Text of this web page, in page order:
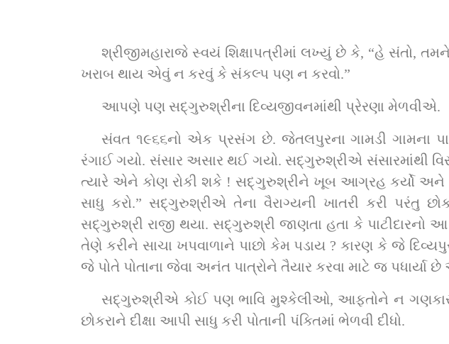
શ્રીજીમહારાજે સ્વયં શિક્ષાપત્રીમાં લખ્યું છે કે, “હે સંતો,
ખરાબ થાય એવું ન કરવું કે સંકલ્પ પણ ન કરવો.”
આપણે પણ સદ્‌ગુરુશ્રીના દિવ્યજીવનમાંથી પ્રેરણા મેળવીએ.
સંવત ૧૯૬૬નો એક પ્રસંગ છે. જેતલપુરના ગામડી ગામના પાટીદારનો એક દીકરો
રંગાઈ ગયો. સંસાર અસાર થઈ ગયો. સદ્‌ગુરુશ્રીએ સંસારમાંથી વિરક્ત કરી નાખ્યો. અને યુવાનીના રંગે રંગાયેલો જ્યારે પ્રભુના રંગે રંગાઈ જાય
ત્યારે એને કોણ રોકી શકે ! સદ્‌ગુરુશ્રીને ખૂબ આગ્રહ કર્યો અને કહ્યું કે, “હું આપની અખંડ સેવામાં રહી શકું એવી દયા કરો અને દયાળુ, મને
સાધુ કરો.” સદ્‌ગુરુશ્રીએ તેના વૈરાગ્યની ખાતરી કરી પરંતુ છોકરો ખરેખરો મુમુક્ષુ, ભૂખ્યો, ગરજુ, ખપવાળો અને વૈરાગ્યવાન હતો તે જોઈ
સદ્‌ગુરુશ્રી રાજી થયા. સદ્‌ગુરુશ્રી જાણતા હતા કે પાટીદારનો આ છોકરો સાધુ થશે એટલે તેના કુટુંબીજનો ઉદ્વેગ કરશે, કંઈક ધમાલ કરશે પણ
તેણે કરીને સાચા ખપવાળાને પાછો કેમ પડાય ? કારણ કે જે
જે પોતે પોતાના જેવા અનંત પાત્રોને તૈયાર કરવા માટે જ
સદ્‌ગુરુશ્રીએ કોઈ પણ ભાવિ મુશ્કેલીઓ, આફતોને ન ગણકારી અને વિચાર કર્યો કે, “હશે, મહારાજની ઇચ્છા હશે તેમ થશે.” આમ વિચારી
છોકરાને દીક્ષા આપી સાધુ કરી પોતાની પંક્તિમાં ભેળવી દીધો.